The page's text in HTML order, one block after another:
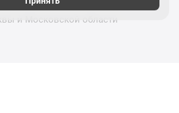
и Московской области